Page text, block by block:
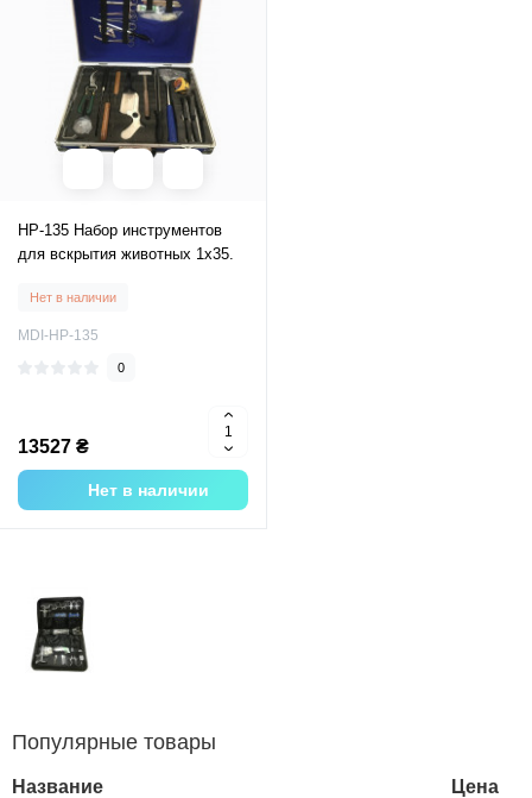
НР-135 Набор инструментов
для вскрытия животных 1х35.
Нет в наличии
MDI-НР-135
0
13527 ₴
Нет в наличии
Популярные товары
Название Цена